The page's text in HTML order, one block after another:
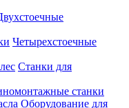
Четырехстоечные
Станки для
станки
Оборудование для